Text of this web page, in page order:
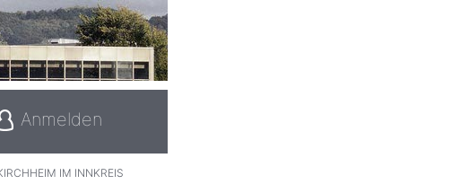
Anmelden
IM INNKREIS